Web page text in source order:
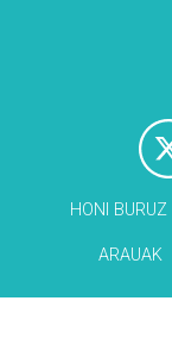
HONI BURUZ
ARAUAK